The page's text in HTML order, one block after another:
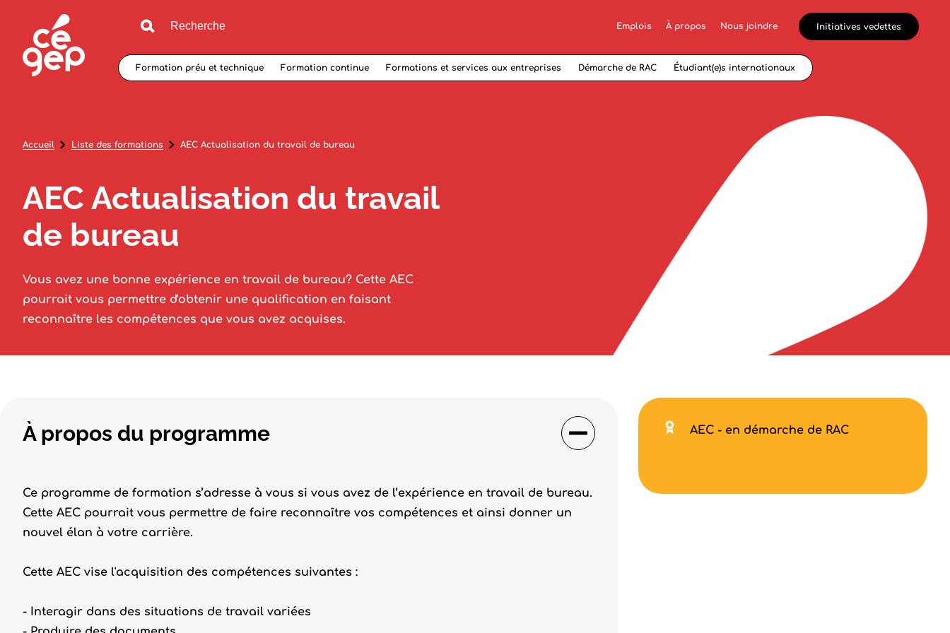
Emplois À propos Nous joindre Initiatives vedettes
Formation préu et technique Formation continue Formations et services aux entreprises Démarche de RAC Étudiant(e)s internationaux
Accueil Liste des formations AEC Actualisation du travail de bureau
AEC Actualisation du travail
de bureau
Vous avez une bonne expérience en travail de bureau? Cette AEC
pourrait vous permettre d'obtenir une qualification en faisant
reconnaître les compétences que vous avez acquises.
À propos du programme
Ce programme de formation s’adresse à vous si vous avez de l’expérience en travail de bureau.
Cette AEC pourrait vous permettre de faire reconnaître vos compétences et ainsi donner un
nouvel élan à votre carrière.
Cette AEC vise l'acquisition des compétences suivantes :
- Interagir dans des situations de travail variées
AEC - en démarche de RAC